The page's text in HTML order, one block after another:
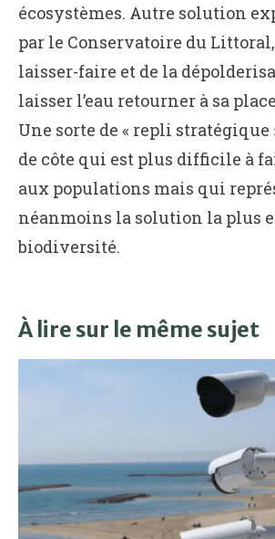
écosystèmes. Autre solution
par le Conservatoire du
laisser-faire et de la
laisser l’eau retourner à sa
Une sorte de « repli stratégique
de côte qui est plus difficile à
aux populations mais qui
néanmoins la solution la plus
biodiversité.
À lire sur le même sujet